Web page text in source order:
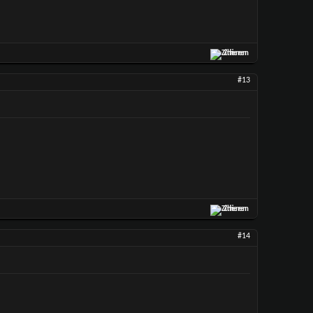
Zitieren
#13
Zitieren
#14